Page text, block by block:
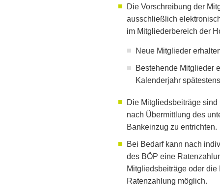
Die Vorschreibung der
ausschließlich
im Mitgliederbereich der
Neue Mitglieder
Bestehende Mitglieder
Kalenderjahr
Die Mitgliedsbeiträge
nach Übermittlung des
Bankeinzug zu entrichten.
Bei Bedarf kann nach
des BÖP eine
Mitgliedsbeiträge oder
Ratenzahlung möglich.